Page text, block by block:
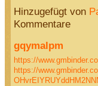
Hinzugefügt von
Kommentare
gqymalpm
https://
https://